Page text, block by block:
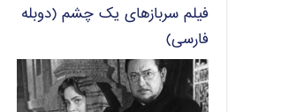
فیلم سربازهای یک چشم (دوبله
فارسی)